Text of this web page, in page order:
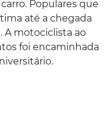
Populares que
até a chegada
A motociclista ao
foi encaminhada